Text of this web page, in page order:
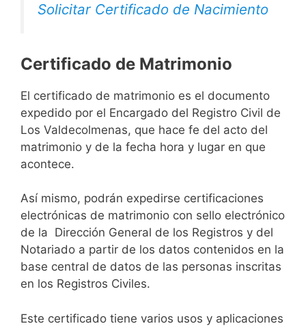
Solicitar Certificado de Nacimiento
Certificado de Matrimonio
El certificado de matrimonio es el documento
expedido por el Encargado del Registro Civil de
Los Valdecolmenas, que hace fe del acto del
matrimonio y de la fecha hora y lugar en que
acontece.
Así mismo, podrán expedirse certificaciones
electrónicas de matrimonio con sello electrónico
de la Dirección General de los Registros y del
Notariado a partir de los datos contenidos en la
base central de datos de las personas inscritas
en los Registros Civiles.
Este certificado tiene varios usos y aplicaciones